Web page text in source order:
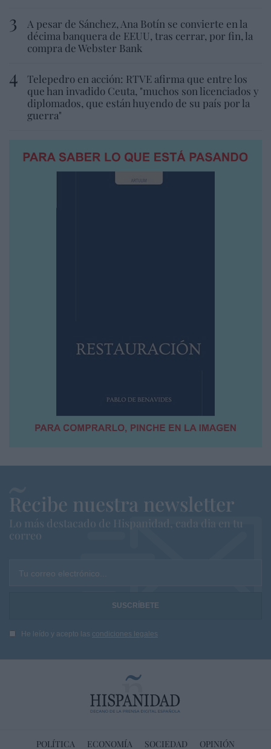
A pesar de Sánchez, Ana Botín se convierte en la
décima banquera de EEUU, tras cerrar, por fin, la
compra de Webster Bank
Telepedro en acción: RTVE afirma que entre los
que han invadido Ceuta, "muchos son licenciados y
diplomados, que están huyendo de su país por la
guerra"
Recibe nuestra newsletter
Lo más destacado de Hispanidad, cada dia en tu
correo
Tu correo electrónico...
He leído y acepto las condiciones legales
POLÍTICA ECONOMÍA SOCIEDAD OPINIÓN